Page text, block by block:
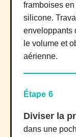
framboises en
silicone.
enveloppants
le volume et
aérienne.
Étape 6
Diviser la
dans une